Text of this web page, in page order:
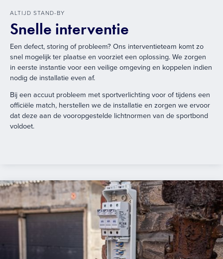
ALTIJD STAND-BY
Snelle interventie
Een defect, storing of probleem? Ons interventieteam komt zo
snel mogelijk ter plaatse en voorziet een oplossing. We zorgen
in eerste instantie voor een veilige omgeving en koppelen indien
nodig de installatie even af.
Bij een accuut probleem met sportverlichting voor of tijdens een
officiële match, herstellen we de installatie en zorgen we ervoor
dat deze aan de vooropgestelde lichtnormen van de sportbond
voldoet.